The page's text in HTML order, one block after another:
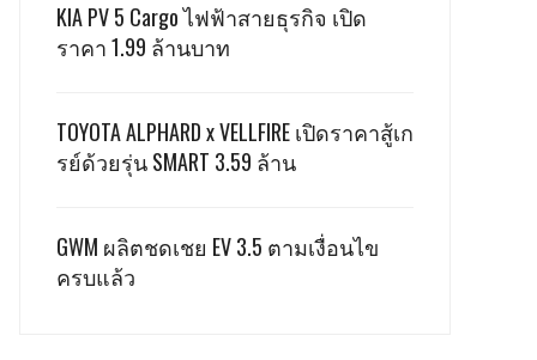
KIA PV 5 Cargo ไฟฟ้าสายธุรกิจ เปิด
ราคา 1.99 ล้านบาท
TOYOTA ALPHARD x VELLFIRE เปิดราคาสู้เก
รย์ด้วยรุ่น SMART 3.59 ล้าน
GWM ผลิตชดเชย EV 3.5 ตามเงื่อนไข
ครบแล้ว